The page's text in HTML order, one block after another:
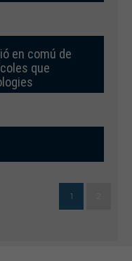
en comú de
que
1